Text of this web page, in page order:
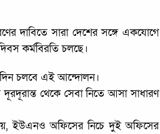
দাবিতে সারা দেশের সঙ্গে একযোগে
কর্মবিরতি চলছে।
দিন চলবে এই আন্দোলন।
থেকে সেবা নিতে আসা সাধারণ
ইউএনও অফিসের নিচে দুই অফিসের